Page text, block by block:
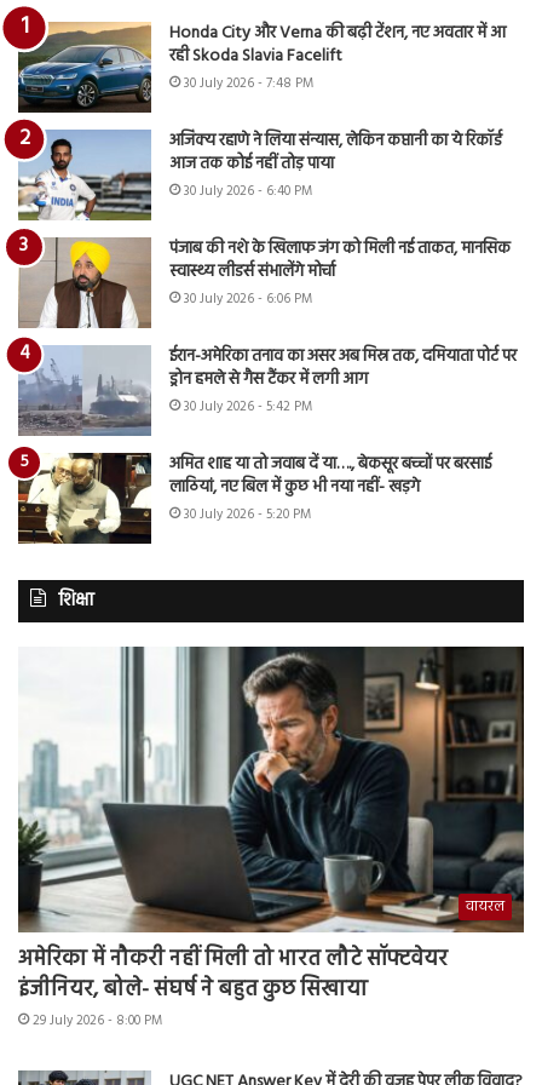
Honda City और Verna की बढ़ी टेंशन, नए अवतार में आ
रही Skoda Slavia Facelift
30 July 2026 - 7:48 PM
अजिंक्य रहाणे ने लिया संन्यास, लेकिन कप्तानी का ये रिकॉर्ड
आज तक कोई नहीं तोड़ पाया
30 July 2026 - 6:40 PM
पंजाब की नशे के खिलाफ जंग को मिली नई ताकत, मानसिक
स्वास्थ्य लीडर्स संभालेंगे मोर्चा
30 July 2026 - 6:06 PM
ईरान-अमेरिका तनाव का असर अब मिस्र तक, दमियाता पोर्ट पर
ड्रोन हमले से गैस टैंकर में लगी आग
30 July 2026 - 5:42 PM
अमित शाह या तो जवाब दें या…., बेकसूर बच्चों पर बरसाई
लाठियां, नए बिल में कुछ भी नया नहीं- खड़गे
30 July 2026 - 5:20 PM
शिक्षा
वायरल
अमेरिका में नौकरी नहीं मिली तो भारत लौटे सॉफ्टवेयर
इंजीनियर, बोले- संघर्ष ने बहुत कुछ सिखाया
29 July 2026 - 8:00 PM